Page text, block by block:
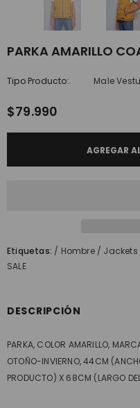
PARKA AMARILLO
Tipo Producto: Male
$79.990
Etiquetas: / Hombre / Jackets
SALE
DESCRIPCIÓN
PARKA, COLOR AMARILLO,
OTOÑO-INVIERNO, 44CM
PRODUCTO) X 68CM (LARGO